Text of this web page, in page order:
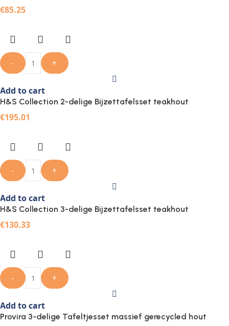
€85.25
- +
Add to cart
H&S Collection 2-delige Bijzettafelsset teakhout
€195.01
- +
Add to cart
H&S Collection 3-delige Bijzettafelsset teakhout
€130.33
- +
Add to cart
Provira 3-delige Tafeltjesset massief gerecycled hout